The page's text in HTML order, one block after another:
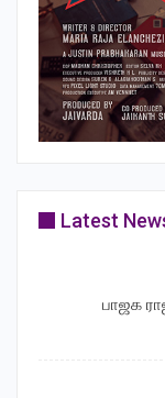
Latest
பாஜக